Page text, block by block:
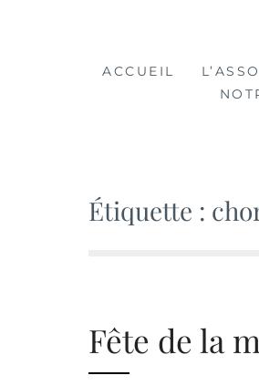
LA TABLE
ACCUEIL
Étiquette :
Fête de la